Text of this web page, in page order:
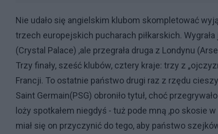
Nie udało się angielskim klubom skompletować
trzech europejskich pucharach piłkarskich.
(Crystal Palace) ,ale przegrała druga z Londynu
Trzy finały, sześć klubów, cztery kraje: trzy z
Francji. To ostatnie państwo drugi raz z rzędu
Saint Germain(PSG) obroniło tytuł, choć
loży spotkałem niegdyś - tuż pode mną ,po skosie
miał się on przyczynić do tego, aby państwo